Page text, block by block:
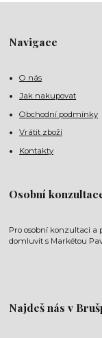
Navigace
O nás
Jak nakupovat
Obchodní podmínky
Vrátit zboží
Kontakty
Osobní
Pro osobní konzultaci
domluvit s Markétou
Najdeš nás v